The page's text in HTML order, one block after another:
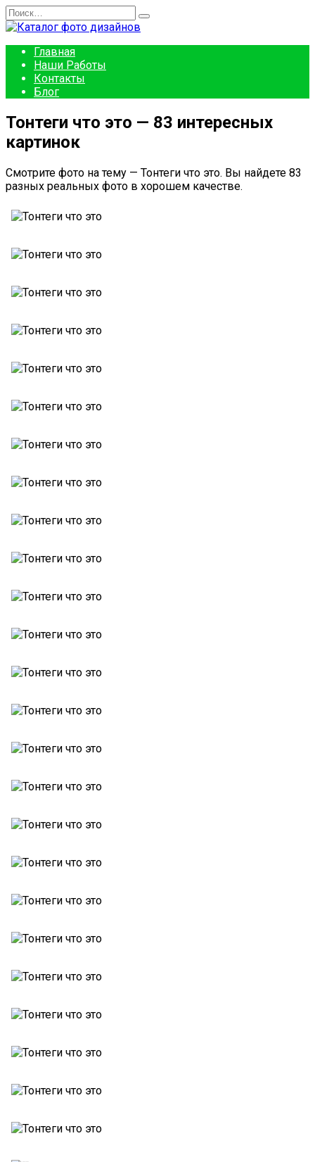
Перейти
к
Search
for:
Главная
Наши Работы
Контакты
Блог
Тонтеги что это — 83 интересных
картинок
Смотрите фото на тему — Тонтеги что это. Вы найдете 83
разных реальных фото в хорошем качестве.